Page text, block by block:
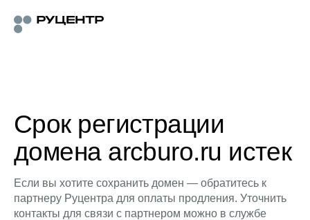
Срок регистрации
домена arcburo.ru истек
Если вы хотите сохранить домен — обратитесь к
партнеру Руцентра для оплаты продления. Уточнить
контакты для связи с партнером можно в службе